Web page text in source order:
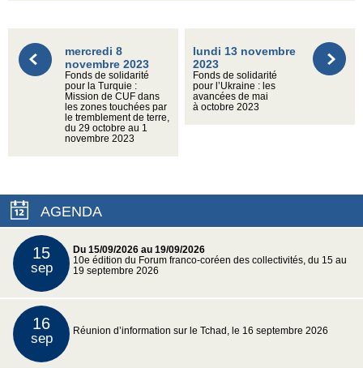
mercredi 8
novembre 2023
Fonds de solidarité
pour la Turquie :
Mission de CUF dans
les zones touchées par
le tremblement de terre,
du 29 octobre au 1
novembre 2023
lundi 13 novembre
2023
Fonds de solidarité
pour l’Ukraine : les
avancées de mai
à octobre 2023
AGENDA
15
sep
Du 15/09/2026 au 19/09/2026
10e édition du Forum franco-coréen des collectivités, du 15 au
19 septembre 2026
16
sep Réunion d’information sur le Tchad, le 16 septembre 2026